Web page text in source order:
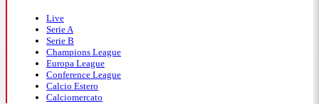
Live
Serie A
Serie B
Champions League
Europa League
Conference League
Calcio Estero
Calciomercato